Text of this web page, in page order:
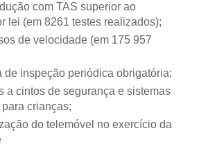
com TAS superior ao
lei (em 8261 testes realizados);
de velocidade (em 175 957
de inspeção periódica obrigatória;
a cintos de segurança e sistemas
crianças;
do telemóvel no exercício da